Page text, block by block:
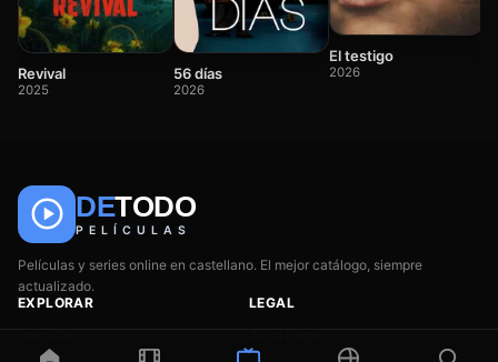
Revival
2025
56 días
2026
El testigo
2026
DETODO
PELÍCULAS
Películas y series online en castellano. El mejor catálogo, siempre
actualizado.
EXPLORAR
LEGAL
🎬
Películas